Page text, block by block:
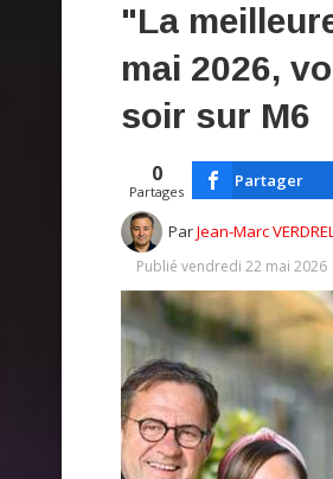
"La
mai 2026,
soir sur M6
0
Partages
Partager
ParJean-Marc
Publié vendredi 22 mai 2026